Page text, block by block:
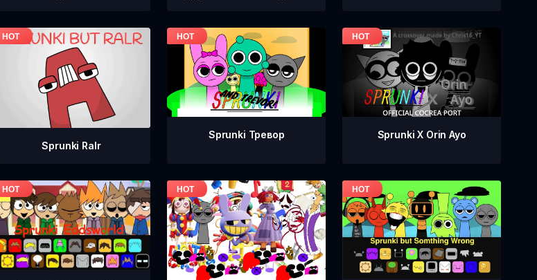
Sprunki Ralr
Sprunki Тревор Sprunki X Orin Ayo